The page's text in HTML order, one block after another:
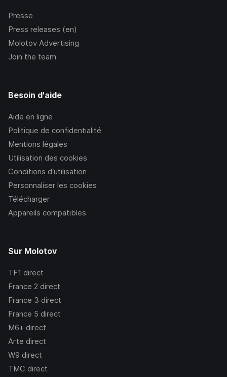
Presse
Press releases (en)
Molotov Advertising
Join the team
Besoin d'aide
Aide en ligne
Politique de confidentialité
Mentions légales
Utilisation des cookies
Conditions d’utilisation
Personnaliser les cookies
Télécharger
Appareils compatibles
Sur Molotov
TF1 direct
France 2 direct
France 3 direct
France 5 direct
M6+ direct
Arte direct
W9 direct
TMC direct